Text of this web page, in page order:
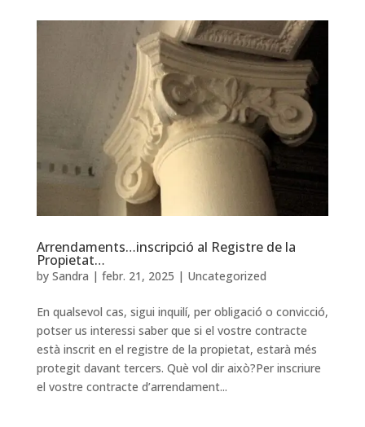
Arrendaments…inscripció al Registre de la
Propietat…
by Sandra | febr. 21, 2025 | Uncategorized
En qualsevol cas, sigui inquilí, per obligació o convicció,
potser us interessi saber que si el vostre contracte
està inscrit en el registre de la propietat, estarà més
protegit davant tercers. Què vol dir això?Per inscriure
el vostre contracte d’arrendament...